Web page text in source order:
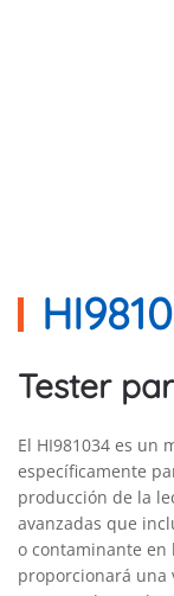
Tester
El HI981034 es un
específicamente
producción de la
avanzadas que
o contaminante
proporcionará